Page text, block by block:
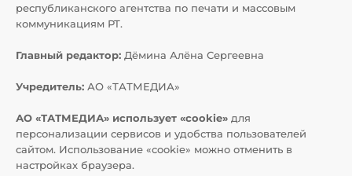
республиканского агентства по печати и массовым
коммуникациям РТ.
Главный редактор: Дёмина Алёна Сергеевна
Учредитель: АО «ТАТМЕДИА»
АО «ТАТМЕДИА» использует «cookie» для
персонализации сервисов и удобства пользователей
сайтом. Использование «cookie» можно отменить в
настройках браузера.